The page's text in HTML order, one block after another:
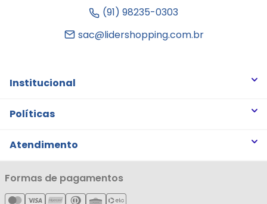
(91) 98235-0303
sac@lidershopping.com.br
Institucional
Quem somos
Notícias
Cartão Líderzan
Políticas
Trocas e Devoluções
Política de Privacidade
Política de Entrega
Política de Reembolso
Atendimento
Minha Conta
Meus Pedidos
Formas de pagamentos